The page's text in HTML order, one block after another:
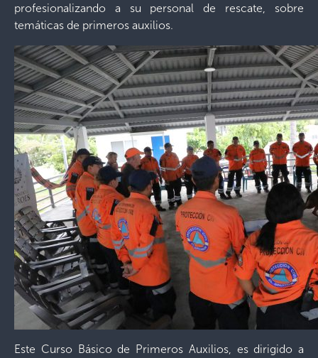
profesionalizando a su personal de rescate, sobre
temáticas de primeros auxilios.
Este Curso Básico de Primeros Auxilios, es dirigido a